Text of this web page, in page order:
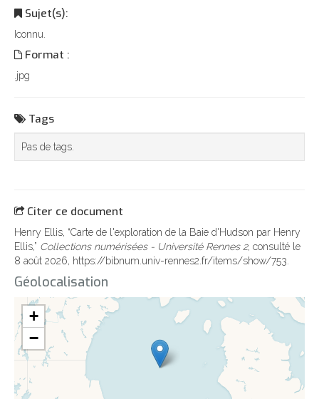
Sujet(s):
Iconnu.
Format :
.jpg
Tags
Pas de tags.
Citer ce document
Henry Ellis, “Carte de l'exploration de la Baie d'Hudson par Henry
Ellis,” Collections numérisées - Université Rennes 2, consulté le
8 août 2026, https://bibnum.univ-rennes2.fr/items/show/753.
Géolocalisation
+
−